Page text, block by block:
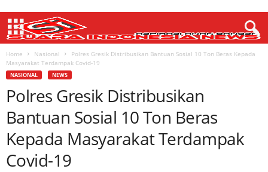
Home Nasional
Polres Gresik Distribusikan Bantuan Sosial 10 Ton Beras Kepada
Masyarakat Terdampak Covid-19
NASIONAL NEWS
Polres Gresik Distribusikan
Bantuan Sosial 10 Ton Beras
Kepada Masyarakat Terdampak
Covid-19